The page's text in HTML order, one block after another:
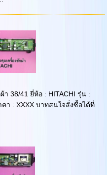
38/41 ยี่ห้อ : HITACHI รุ่น :
า : XXXX บาทสนใจสั่งซื้อได้ที่